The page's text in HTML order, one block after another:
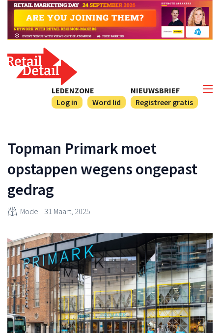
NIEUWSBRIEF
Registreer gratis
LEDENZONE
Log in
Word lid
Topman Primark moet
opstappen wegens ongepast
gedrag
Mode 31 Maart, 2025